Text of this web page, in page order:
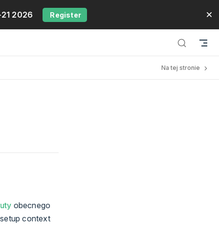
21 2026 Register
Na tej stronie
obecnego
setup context